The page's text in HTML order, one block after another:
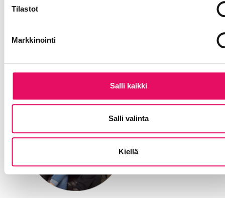
Tilastot
Markkinointi
Salli kaikki
Salli valinta
Kiellä
palveluista.
käytännössä syntyvät? Millaista palautetta
nousee Härmän liikenteen myyntipäällikkö Iina
Peura.